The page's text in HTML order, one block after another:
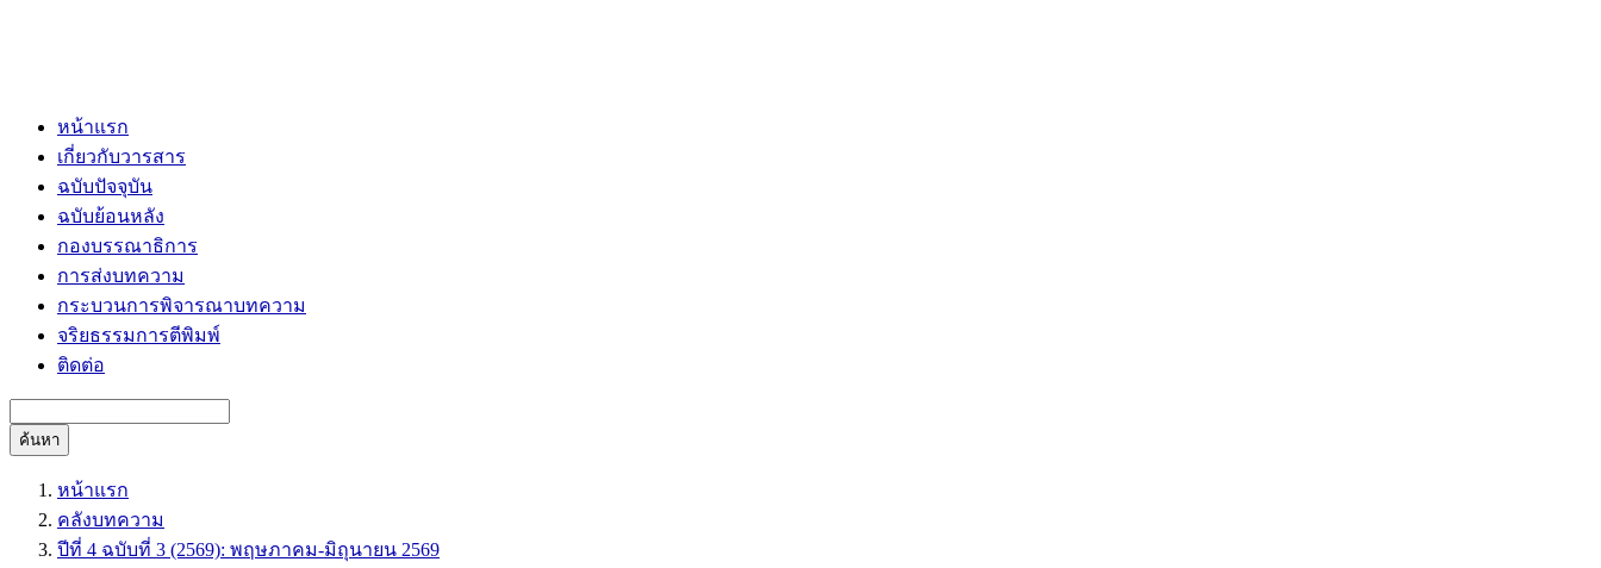
หน้าแรก
เกี่ยวกับวารสาร
ฉบับปัจจุบัน
ฉบับย้อนหลัง
กองบรรณาธิการ
การส่งบทความ
กระบวนการพิจารณาบทความ
จริยธรรมการตีพิมพ์
ติดต่อ
ค้นหา
หน้าแรก
คลังบทความ
ปีที่ 4 ฉบับที่ 3 (2569): พฤษภาคม-มิถุนายน 2569